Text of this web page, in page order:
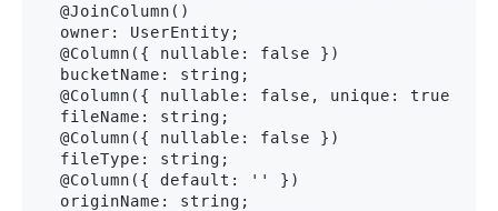
  @JoinColumn()
  owner: UserEntity;
  @Column({ nullable: false })
  bucketName: string;
  @Column({ nullable: false, unique: true })
  fileName: string;
  @Column({ nullable: false })
  fileType: string;
  @Column({ default: '' })
  originName: string;